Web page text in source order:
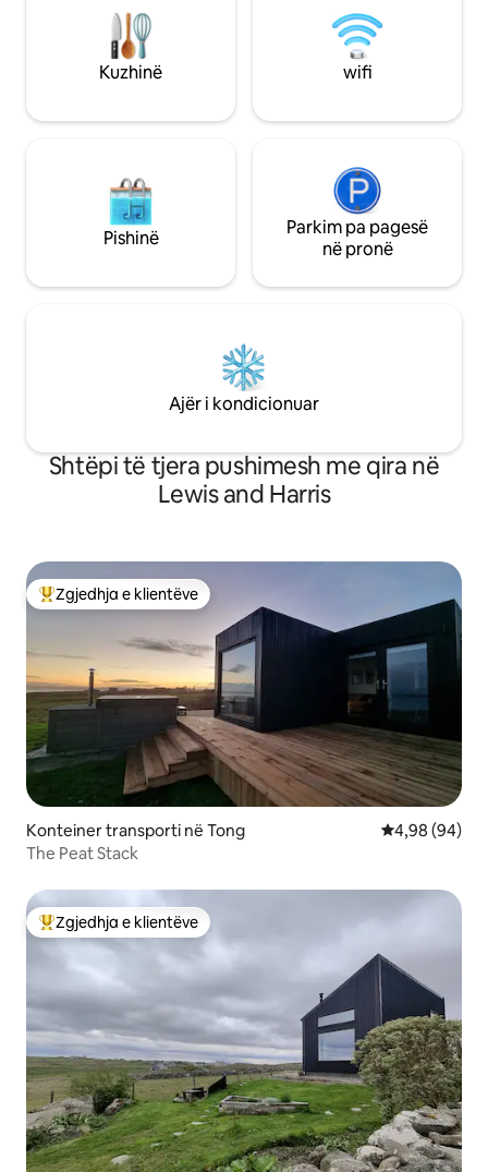
dhoma gjumi të rehatshme/të pajisura
mirë në suitë, dopio dhe mbret, me
krevat tek opsional. Gjithashtu divan
krevat. Fjetur 7 persona. ES00593P
Ngrohja,
gjitha një
rehatshëm.
Kuzhinë wifi
Pishinë
Parkim pa pagesë
në pronë
Ajër i kondicionuar
Shtëpi të tjera pushimesh me qira në
Lewis and Harris
Më të mirat e zgjedhjeve të klientëve
Zgjedhja e klientëve
Konteiner transporti në Tong Vlerësimi
4,98 (94)
The Peat Stack
Më të mirat e zgjedhjeve të klientëve
Zgjedhja e klientëve